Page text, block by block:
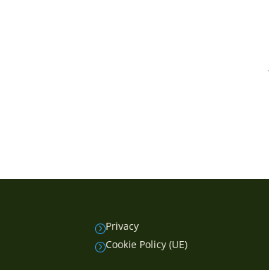
=Privacy
=Cookie Policy (UE)